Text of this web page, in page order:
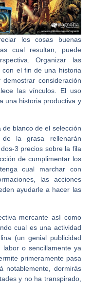
los cosas buenas
cual resultan, puede
Organizar las
el fin de una historia
consideración
las vínculos. El uso
una historia productiva y
blanco de el selección
la grasa rellenarán
3 precios sobre la fila
de cumplimentar los
cual marchar con
las acciones
ayudarle a hacer las
mercante así­ como
cual es una actividad
(un genial publicidad
o sencillamente ya
primeramente pasa
notablemente, dormirás
y no ha transpirado,